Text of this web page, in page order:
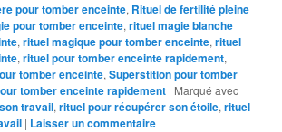
pour tomber enceinte, Rituel de fertilité pleine
pour tomber enceinte,rituel magie blanche
,rituel magique pour tomber enceinte,rituel
,rituel pour tomber enceinte rapidement,
tomber enceinte,Superstition pour tomber
tomber enceinte rapidement | Marqué avec
travail,rituel pour récupérer son étoile,rituel
| Laisser un commentaire